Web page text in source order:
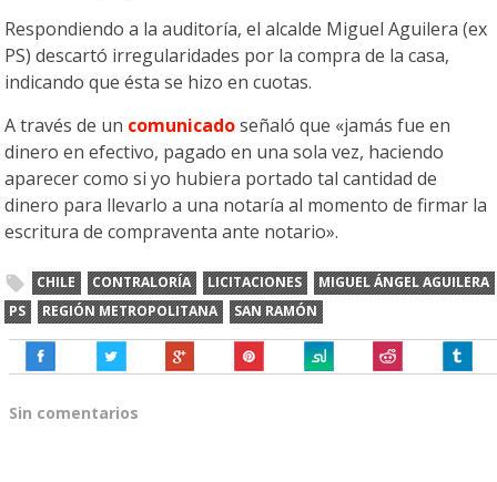
Respondiendo a la auditoría, el alcalde Miguel Aguilera (ex
PS) descartó irregularidades por la compra de la casa,
indicando que ésta se hizo en cuotas.
A través de un comunicadoseñaló que «jamás fue en
dinero en efectivo, pagado en una sola vez, haciendo
aparecer como si yo hubiera portado tal cantidad de
dinero para llevarlo a una notaría al momento de firmar la
escritura de compraventa ante notario».
CHILE CONTRALORÍA LICITACIONES
MIGUEL ÁNGEL AGUILERA
PS
REGIÓN METROPOLITANA SAN RAMÓN
Sin comentarios